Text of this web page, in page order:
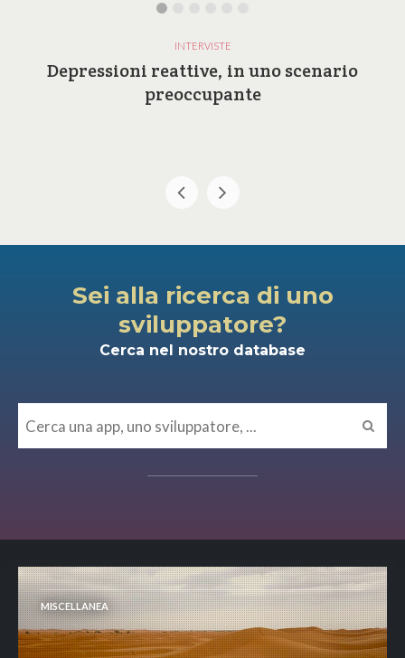
INTERVISTE
Depressioni reattive, in uno scenario
preoccupante
Sei alla ricerca di uno
sviluppatore?
Cerca nel nostro database
MISCELLANEA